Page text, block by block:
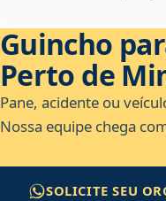
Guincho
Perto de
Pane, acidente ou
Nossa equipe chega
SOLICITE SEU